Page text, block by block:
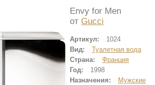
Envy for Men
от Gucci
Артикул:
1024
Вид:
Туалетная вода
Страна:
Франция
Год:
1998
Назначения:
Мужские